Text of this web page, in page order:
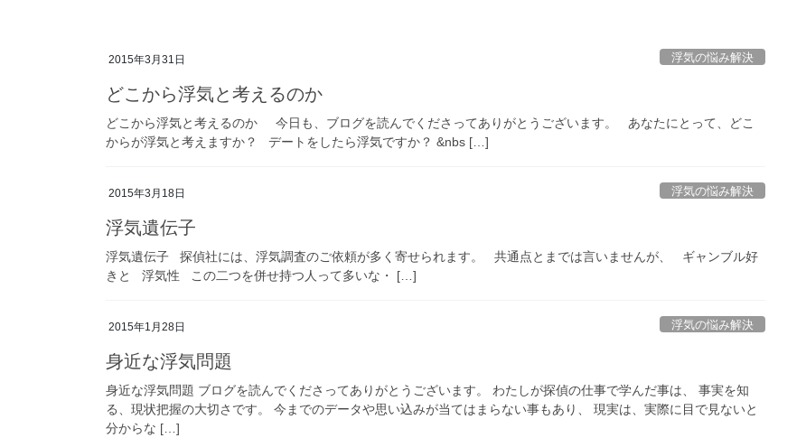
2015年3月31日 浮気の悩み解決
どこから浮気と考えるのか
どこから浮気と考えるのか 今日も、ブログを読んでくださってありがとうございます。 あなたにとって、どこ
からが浮気と考えますか？ デートをしたら浮気ですか？ &nbs […]
2015年3月18日 浮気の悩み解決
浮気遺伝子
浮気遺伝子 探偵社には、浮気調査のご依頼が多く寄せられます。 共通点とまでは言いませんが、 ギャンブル好
きと 浮気性 この二つを併せ持つ人って多いな・ […]
2015年1月28日 浮気の悩み解決
身近な浮気問題
身近な浮気問題 ブログを読んでくださってありがとうございます。 わたしが探偵の仕事で学んだ事は、 事実を知
る、現状把握の大切さです。 今までのデータや思い込みが当てはまらない事もあり、 現実は、実際に目で見ないと
分からな […]